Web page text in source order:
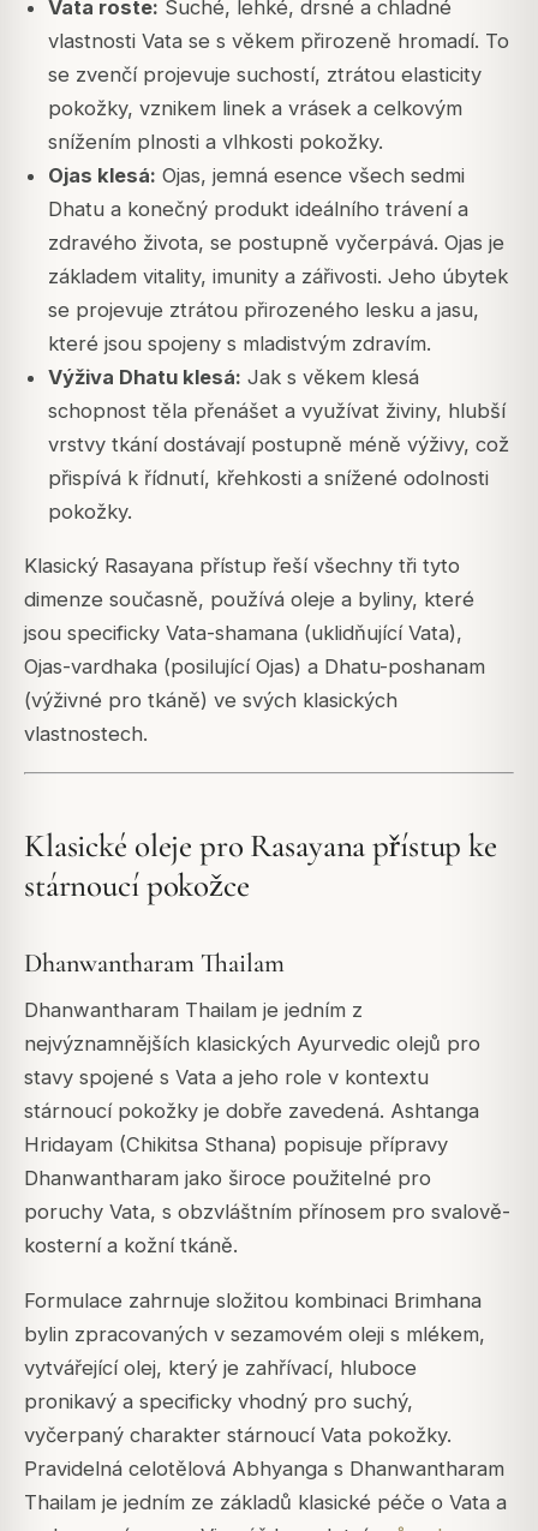
Vata roste: Suché, lehké, drsné a chladné
vlastnosti Vata se s věkem přirozeně hromadí. To
se zvenčí projevuje suchostí, ztrátou elasticity
pokožky, vznikem linek a vrásek a celkovým
snížením plnosti a vlhkosti pokožky.
Ojas klesá: Ojas, jemná esence všech sedmi
Dhatu a konečný produkt ideálního trávení a
zdravého života, se postupně vyčerpává. Ojas je
základem vitality, imunity a zářivosti. Jeho úbytek
se projevuje ztrátou přirozeného lesku a jasu,
které jsou spojeny s mladistvým zdravím.
Výživa Dhatu klesá: Jak s věkem klesá
schopnost těla přenášet a využívat živiny, hlubší
vrstvy tkání dostávají postupně méně výživy, což
přispívá k řídnutí, křehkosti a snížené odolnosti
pokožky.
Klasický Rasayana přístup řeší všechny tři tyto
dimenze současně, používá oleje a byliny, které
jsou specificky Vata-shamana (uklidňující Vata),
Ojas-vardhaka (posilující Ojas) a Dhatu-poshanam
(výživné pro tkáně) ve svých klasických
vlastnostech.
Klasické oleje pro Rasayana přístup ke
stárnoucí pokožce
Dhanwantharam Thailam
Dhanwantharam Thailam je jedním z
nejvýznamnějších klasických Ayurvedic olejů pro
stavy spojené s Vata a jeho role v kontextu
stárnoucí pokožky je dobře zavedená. Ashtanga
Hridayam (Chikitsa Sthana) popisuje přípravy
Dhanwantharam jako široce použitelné pro
poruchy Vata, s obzvláštním přínosem pro svalově-
kosterní a kožní tkáně.
Formulace zahrnuje složitou kombinaci Brimhana
bylin zpracovaných v sezamovém oleji s mlékem,
vytvářející olej, který je zahřívací, hluboce
pronikavý a specificky vhodný pro suchý,
vyčerpaný charakter stárnoucí Vata pokožky.
Pravidelná celotělová Abhyanga s Dhanwantharam
Thailam je jedním ze základů klasické péče o Vata a